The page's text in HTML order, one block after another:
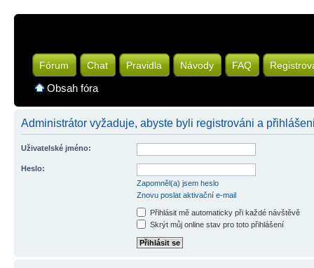
Fórum Chat Pravidla Návody FAQ
Obsah fóra
Administrátor vyžaduje, abyste byli registrováni a
Uživatelské jméno:
Heslo:
Zapomněl(a) jsem heslo
Znovu poslat aktivační e-mail
Přihlásit mě automaticky při každé návštěvě
Skrýt můj online stav pro toto přihlášení